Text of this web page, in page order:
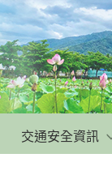
交通安全資訊